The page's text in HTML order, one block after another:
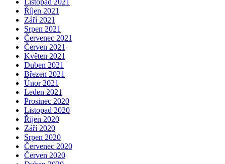
Listopad 2021
Říjen 2021
Září 2021
Srpen 2021
Červenec 2021
Červen 2021
Květen 2021
Duben 2021
Březen 2021
Únor 2021
Leden 2021
Prosinec 2020
Listopad 2020
Říjen 2020
Září 2020
Srpen 2020
Červenec 2020
Červen 2020